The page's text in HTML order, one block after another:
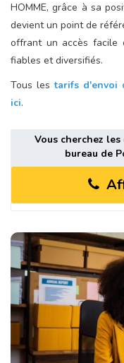
HOMME, grâce à sa
devient un point de
offrant un accès facile
fiables et diversifiés.
Tous lestarifs d'envoi
ici.
Vous cherchez
bureau de